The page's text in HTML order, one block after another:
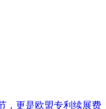
，更是欧盟专利续展费